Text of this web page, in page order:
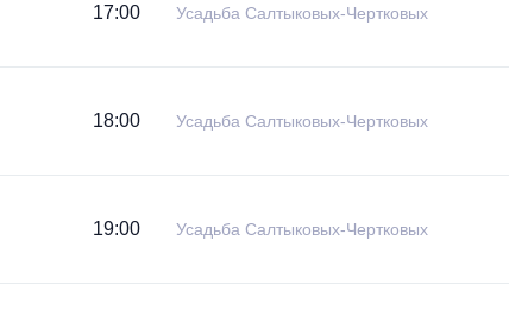
17:00 Усадьба Салтыковых-Чертковых
18:00 Усадьба Салтыковых-Чертковых
19:00 Усадьба Салтыковых-Чертковых